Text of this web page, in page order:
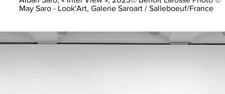
May Saro - Look'Art, Galerie Saroart / Salleboeuf/France